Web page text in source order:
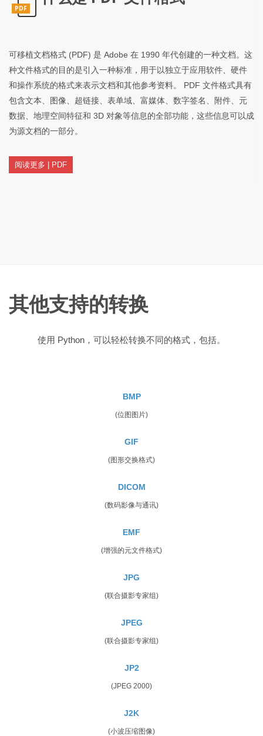
PDF
可移植文档格式 (PDF) 是 Adob​​e 在 1990 年代创建的一种文档。这
种文件格式的目的是引入一种标准，用于以独立于应用软件、硬件
和操作系统的格式来表示文档和其他参考资料。 PDF 文件格式具有
包含文本、图像、超链接、表单域、富媒体、数字签名、附件、元
数据、地理空间特征和 3D 对象等信息的全部功能，这些信息可以成
为源文档的一部分。
阅读更多 | PDF
其他支持的转换
使用 Python，可以轻松转换不同的格式，包括。
BMP
(位图图片)
GIF
(图形交换格式)
DICOM
(数码影像与通讯)
EMF
(增强的元文件格式)
JPG
(联合摄影专家组)
JPEG
(联合摄影专家组)
JP2
(JPEG 2000)
J2K
(小波压缩图像)